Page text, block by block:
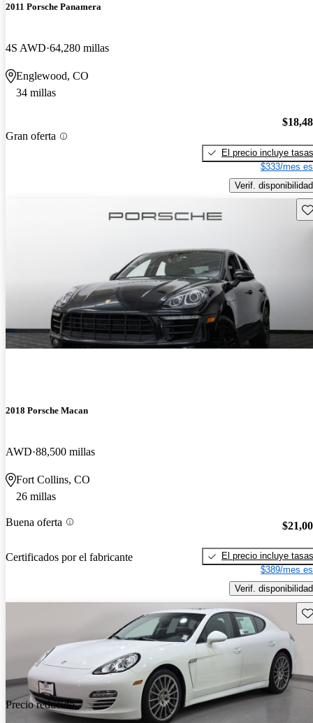
2011 Porsche Panamera
4S AWD 64,280 millas
Englewood, CO
34 millas
Gran oferta
El precio incluye tasas
$333/mes
Verif. disponibilidad
2018 Porsche Macan
AWD 88,500 millas
Fort Collins, CO
26 millas
Buena oferta
Certificados por el fabricante
El precio incluye tasas
$389/mes
Verif. disponibilidad
Precio reducido